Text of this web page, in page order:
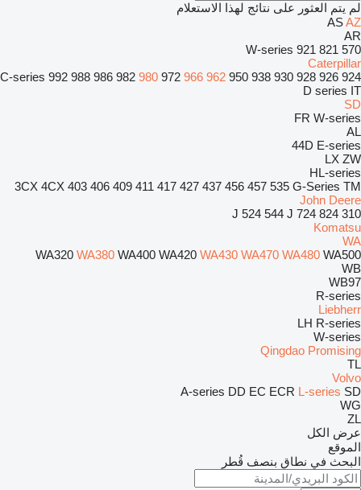
لم يتم العثور على نتائج لهذا الاستعلام
ASAZ
AR
570
821
921
W-series
Caterpillar
924
926
928
930
938
950
962
966
972
980
982
986
988
992
C-series
D series IT
SD
FR W-series
AL
44D E-series
LX ZW
HL-series
3CX 4CX 403 406 409 411 417 427 437 456 457 535 G-Series TM
John Deere
310 J
524 544 J 724 824
Komatsu
WA
WA320 WA380 WA400 WA420 WA430 WA470 WA480 WA500
WB
WB97
R-series
Liebherr
LH R-series
W-series
Qingdao Promising
TL
Volvo
A-series DD EC ECR L-series SD
WG
ZL
عرض الكل
الموقع
البحث في نطاق بنصف قُطر